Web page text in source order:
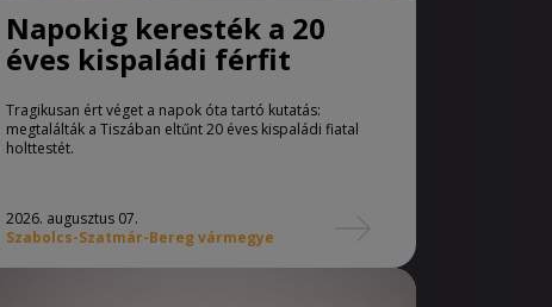
Napokig keresték a 20
éves kispaládi férfit
Tragikusan ért véget a napok óta tartó kutatás:
megtalálták a Tiszában eltűnt 20 éves kispaládi fiatal
holttestét.
2026. augusztus 07.
Szabolcs-Szatmár-Bereg vármegye